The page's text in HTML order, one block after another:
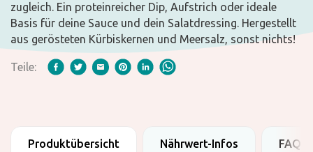
zugleich. Ein proteinreicher Dip, Aufstrich oder ideale
Basis für deine Sauce und dein Salatdressing. Hergestellt
aus gerösteten Kürbiskernen und Meersalz, sonst nichts!
Teile:
Produktübersicht Nährwert-Infos FAQ